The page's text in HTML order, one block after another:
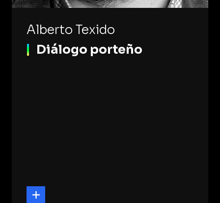
Alberto Texido
Diálogo porteño